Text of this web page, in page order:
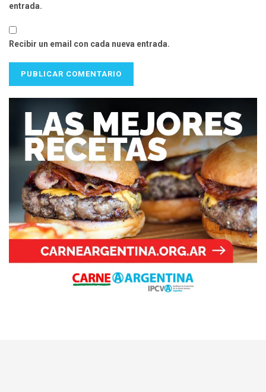
entrada.
Recibir un email con cada nueva entrada.